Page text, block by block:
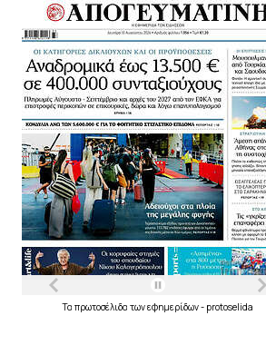
Τα πρωτοσέλιδα τωνεφημερίδων- protoselida